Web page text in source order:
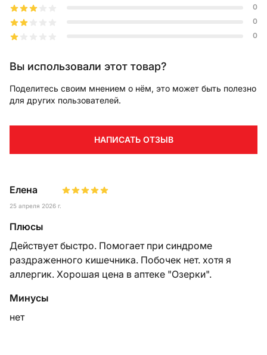
Елена
25 апреля 2026 г.
Плюсы
Действует быстро. Помогает при синдроме
раздраженного кишечника. Побочек нет. хотя я
аллергик. Хорошая цена в аптеке "Озерки".
Минусы
нет
0
0
0
Вы использовали этот товар?
Поделитесь своим мнением о нём, это может быть полезно
для других пользователей.
НАПИСАТЬ ОТЗЫВ